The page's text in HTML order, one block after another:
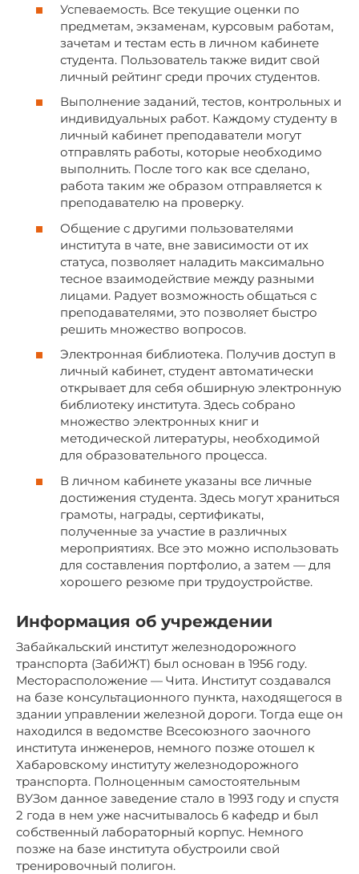
Успеваемость. Все текущие оценки по
предметам, экзаменам, курсовым работам,
зачетам и тестам есть в личном кабинете
студента. Пользователь также видит свой
личный рейтинг среди прочих студентов.
Выполнение заданий, тестов, контрольных и
индивидуальных работ. Каждому студенту в
личный кабинет преподаватели могут
отправлять работы, которые необходимо
выполнить. После того как все сделано,
работа таким же образом отправляется к
преподавателю на проверку.
Общение с другими пользователями
института в чате, вне зависимости от их
статуса, позволяет наладить максимально
тесное взаимодействие между разными
лицами. Радует возможность общаться с
преподавателями, это позволяет быстро
решить множество вопросов.
Электронная библиотека. Получив доступ в
личный кабинет, студент автоматически
открывает для себя обширную электронную
библиотеку института. Здесь собрано
множество электронных книг и
методической литературы, необходимой
для образовательного процесса.
В личном кабинете указаны все личные
достижения студента. Здесь могут храниться
грамоты, награды, сертификаты,
полученные за участие в различных
мероприятиях. Все это можно использовать
для составления портфолио, а затем — для
хорошего резюме при трудоустройстве.
Информация об учреждении
Забайкальский институт железнодорожного
транспорта (ЗабИЖТ) был основан в 1956 году.
Месторасположение — Чита. Институт создавался
на базе консультационного пункта, находящегося в
здании управлении железной дороги. Тогда еще он
находился в ведомстве Всесоюзного заочного
института инженеров, немного позже отошел к
Хабаровскому институту железнодорожного
транспорта. Полноценным самостоятельным
ВУЗом данное заведение стало в 1993 году и спустя
2 года в нем уже насчитывалось 6 кафедр и был
собственный лабораторный корпус. Немного
позже на базе института обустроили свой
тренировочный полигон.